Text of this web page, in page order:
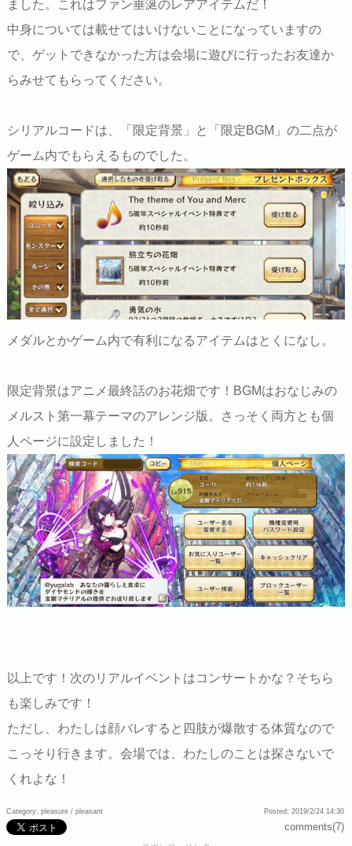
ました。これはファン垂涎のレアアイテムだ！
中身については載せてはいけないことになっていますの
で、ゲットできなかった方は会場に遊びに行ったお友達か
らみせてもらってください。
シリアルコードは、「限定背景」と「限定BGM」の二点が
ゲーム内でもらえるものでした。
メダルとかゲーム内で有利になるアイテムはとくになし。
限定背景はアニメ最終話のお花畑です！BGMはおなじみの
メルスト第一幕テーマのアレンジ版。さっそく両方とも個
人ページに設定しました！
以上です！次のリアルイベントはコンサートかな？そちら
も楽しみです！
ただし、わたしは顔バレすると四肢が爆散する体質なので
こっそり行きます。会場では、わたしのことは探さないで
くれよな！
Category: pleasure / pleasant Posted: 2019/2/24 14:30
comments(7)